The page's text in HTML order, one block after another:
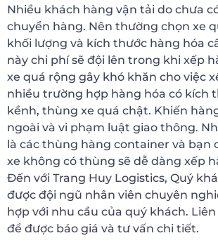
Nhiều khách hàng vận tải do chưa
chuyển hàng. Nên thường chọn xe
khối lượng và kích thước hàng hóa
này chi phí sẽ đội lên trong khi xếp
xe quá rộng gây khó khăn cho việc
nhiều trường hợp hàng hóa có kích
kềnh, thùng xe quá chật. Khiến
ngoài và vi phạm luật giao thông.
là các thùng hàng container và bạn
xe không có thùng sẽ dễ dàng xếp
Đến với Trang Huy Logistics, Quý
được đội ngũ nhân viên chuyên
hợp với nhu cầu của quý khách. Liên
để được báo giá và tư vấn chi tiết.